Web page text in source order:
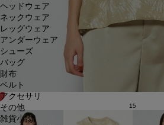
ヘッドウェア
ネックウェア
レッグウェア
アンダーウェア
シューズ
バッグ
財布
ベルト
アクセサリ
その他
雑貨小物
15